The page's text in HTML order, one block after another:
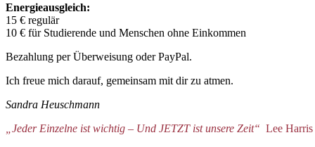
Energieausgleich:
15 € regulär
10 € für Studierende und Menschen ohne Einkommen
Bezahlung per Überweisung oder PayPal.
Ich freue mich darauf, gemeinsam mit dir zu atmen.
Sandra Heuschmann
„Jeder Einzelne ist wichtig – Und JETZT ist unsere Zeit“ Lee Harris